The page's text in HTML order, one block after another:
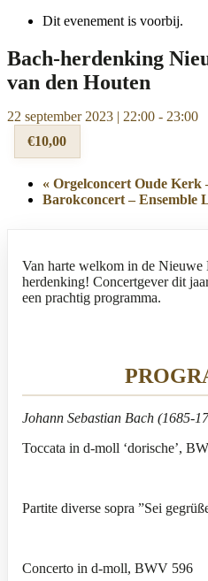
Dit evenement is voorbij.
Bach-herdenking
van den Houten
22 september 2023 | 22:00 - 23:00
€10,00
« Orgelconcert Oude Kerk
Barokconcert – Ensemble
Van harte welkom in de
herdenking! Concertgever dit
een prachtig programma.
Johann Sebastian Bach (1685-
Toccata in d-moll ‘dorische’,
Partite diverse sopra ”Sei
Concerto in d-moll, BWV 596